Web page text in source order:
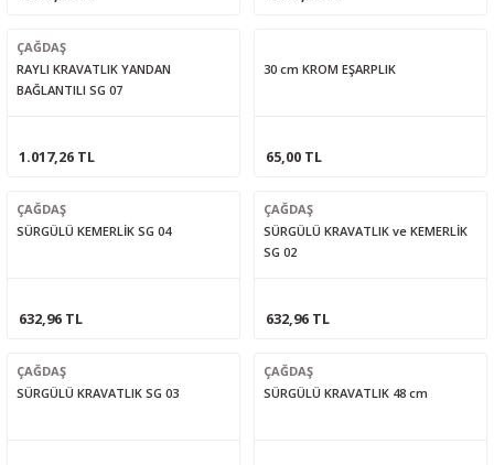
ÇAĞDAŞ
RAYLI KRAVATLIK YANDAN
BAĞLANTILI SG 07
1.017,26 TL
30 cm KROM EŞARPLIK
65,00 TL
ÇAĞDAŞ
SÜRGÜLÜ KEMERLİK SG 04
632,96 TL
ÇAĞDAŞ
SÜRGÜLÜ KRAVATLIK ve KEMERLİK
SG 02
632,96 TL
ÇAĞDAŞ
SÜRGÜLÜ KRAVATLIK SG 03
ÇAĞDAŞ
SÜRGÜLÜ KRAVATLIK 48 cm